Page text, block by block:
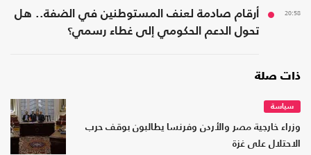
20:58
أرقام صادمة لعنف المستوطنين في الضفة.. هل
تحول الدعم الحكومي إلى غطاء رسمي؟
ذات صلة
سياسة
وزراء خارجية مصر والأردن وفرنسا يطالبون بوقف حرب
الاحتلال على غزة